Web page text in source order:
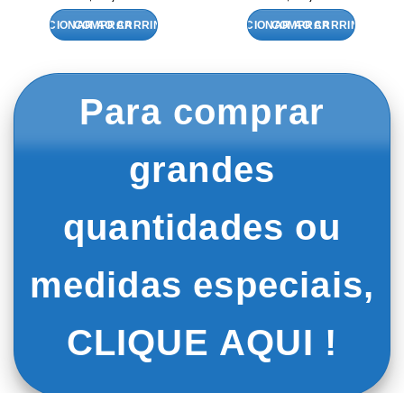
ADICIONAR AO CARRINHO ADICIONAR AO CARRINHO
Para comprar
grandes
quantidades ou
medidas especiais,
CLIQUE AQUI !